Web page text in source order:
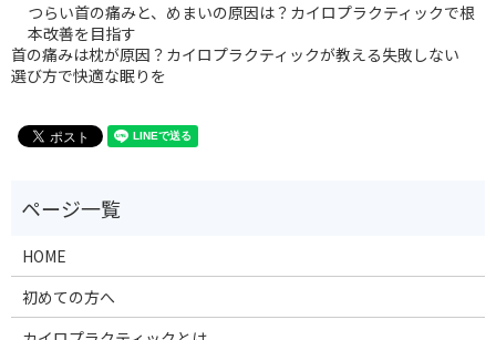
つらい首の痛みと、めまいの原因は？カイロプラクティックで根
本改善を目指す
首の痛みは枕が原因？カイロプラクティックが教える失敗しない
選び方で快適な眠りを
HOME
初めての方へ